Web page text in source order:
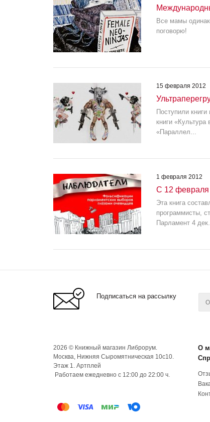
Все мамы
поговорю!
15 февраля 2012
Поступили
книги
«Параллел...
1 февраля 2012
С 12 февраля
Эта книга
программисты,
Парламент 4 дек...
Подписаться на рассылку
2026 © Книжный магазин Либрорум.
Москва, Нижняя Сыромятническая 10с10.
Этаж 1. Артплей
Работаем ежедневно с 12:00 до 22:00 ч.
О